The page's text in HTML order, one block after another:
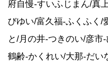
府自慢-すいふじまん/真
びゆい/富久福-ふくふく/
と/月の井-つきのい/彦市
鶴齢-かくれい/大那-だい